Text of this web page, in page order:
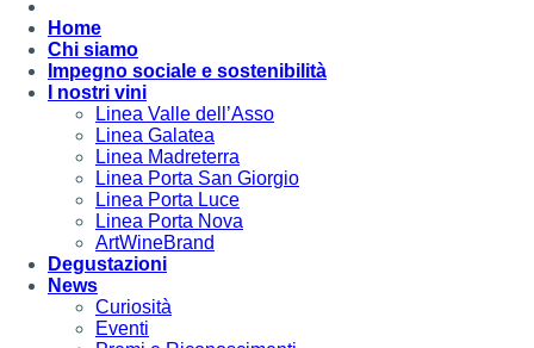
Home
Chi siamo
Impegno sociale e sostenibilità
I nostri vini
Linea Valle dell’Asso
Linea Galatea
Linea Madreterra
Linea Porta San Giorgio
Linea Porta Luce
Linea Porta Nova
ArtWineBrand
Degustazioni
News
Curiosità
Eventi